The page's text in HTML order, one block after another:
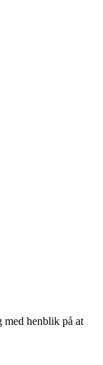
med henblik på at